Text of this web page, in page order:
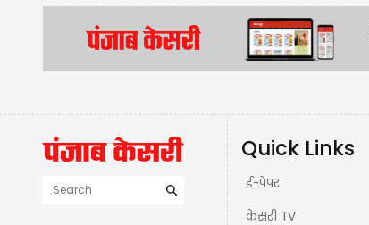
Quick Links
ई-पेपर
केसरी TV